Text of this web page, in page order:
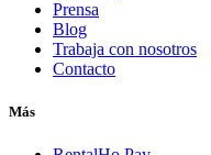
Prensa
Blog
Trabaja con nosotros
Contacto
Más